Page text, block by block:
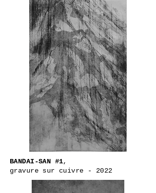
BANDAI-SAN #1,
gravure sur cuivre - 2022